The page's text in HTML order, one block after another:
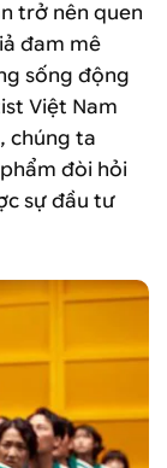
trở nên quen
đam mê
sống động
Việt Nam
chúng ta
đòi hỏi
sự đầu tư